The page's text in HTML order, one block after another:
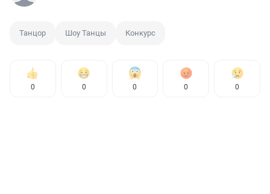
Танцор Шоу Танцы Конкурс
0 0 0 0 0